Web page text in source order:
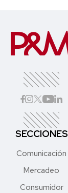
SECCIONES
Comunicación
Mercadeo
Consumidor